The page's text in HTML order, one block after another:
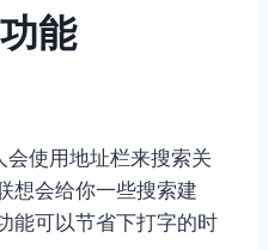
能
使用地址栏来搜索关
想会给你一些搜索建
能可以节省下打字的时